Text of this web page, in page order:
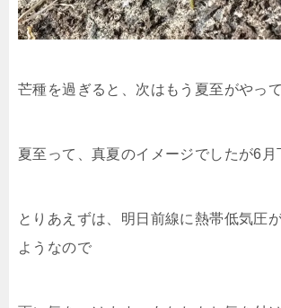
芒種を過ぎると、次はもう夏至がやっ
夏至って、真夏のイメージでしたが6月
とりあえずは、明日前線に熱帯低気圧
ようなので